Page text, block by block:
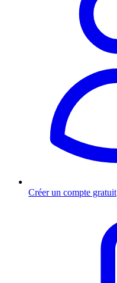
Créer un compte gratuit